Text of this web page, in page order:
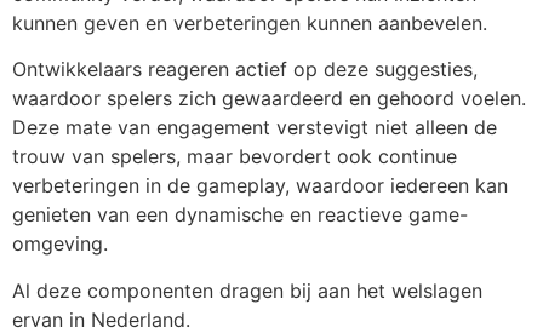
kunnen geven en verbeteringen kunnen aanbevelen.
Ontwikkelaars reageren actief op deze suggesties,
waardoor spelers zich gewaardeerd en gehoord voelen.
Deze mate van engagement verstevigt niet alleen de
trouw van spelers, maar bevordert ook continue
verbeteringen in de gameplay, waardoor iedereen kan
genieten van een dynamische en reactieve game-
omgeving.
Al deze componenten dragen bij aan het welslagen
ervan in Nederland.